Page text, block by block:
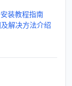
装教程指南
解决方法介绍